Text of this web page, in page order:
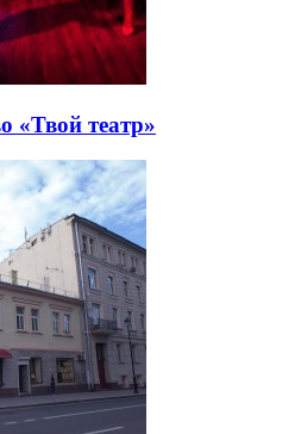
«Твой театр»